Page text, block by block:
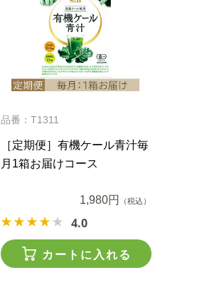
品番：T1311
［定期便］有機ケール青汁毎
月1箱お届けコース
1,980円 （税込）
4.0
カートに入れる